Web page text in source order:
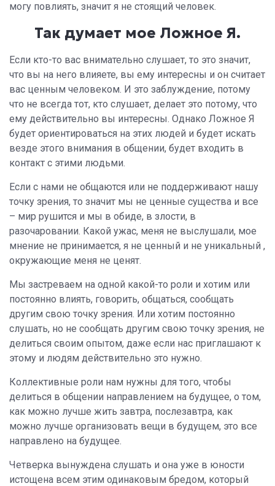
могу повлиять, значит я не стоящий человек.
Так думает мое Ложное Я.
Если кто-то вас внимательно слушает, то это значит,
что вы на него влияете, вы ему интересны и он считает
вас ценным человеком. И это заблуждение, потому
что не всегда тот, кто слушает, делает это потому, что
ему действительно вы интересны. Однако Ложное Я
будет ориентироваться на этих людей и будет искать
везде этого внимания в общении, будет входить в
контакт с этими людьми.
Если с нами не общаются или не поддерживают нашу
точку зрения, то значит мы не ценные существа и все
– мир рушится и мы в обиде, в злости, в
разочаровании. Какой ужас, меня не выслушали, мое
мнение не принимается, я не ценный и не уникальный ,
окружающие меня не ценят.
Мы застреваем на одной какой-то роли и хотим или
постоянно влиять, говорить, общаться, сообщать
другим свою точку зрения. Или хотим постоянно
слушать, но не сообщать другим свою точку зрения, не
делиться своим опытом, даже если нас приглашают к
этому и людям действительно это нужно.
Коллективные роли нам нужны для того, чтобы
делиться в общении направлением на будущее, о том,
как можно лучше жить завтра, послезавтра, как
можно лучше организовать вещи в будущем, это все
направлено на будущее.
Четверка вынуждена слушать и она уже в юности
истощена всем этим одинаковым бредом, который